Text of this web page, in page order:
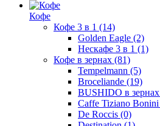
Кофе
Кофе 3 в 1 (14)
Golden Eagle (2)
Нескафе 3 в 1 (1)
Кофе в зернах (81)
Tempelmann (5)
Broceliande (19)
BUSHIDO в зернах
Caffe Tiziano Bonini
De Roccis (0)